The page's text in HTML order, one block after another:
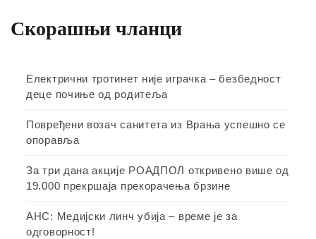
Скорашњи чланци
Електрични тротинет није играчка – безбедност
деце почиње од родитеља
Повређени возач санитета из Врања успешно се
опоравља
За три дана акције РОАДПОЛ откривено више од
19.000 прекршаја прекорачења брзине
АНС: Медијски линч убија – време је за
одговорност!